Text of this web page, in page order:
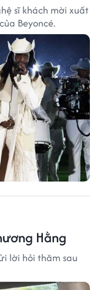
sĩ khách mời xuất
Beyoncé.
Hằng
lời hỏi thăm sau